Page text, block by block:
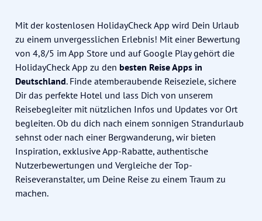
Mit der kostenlosen HolidayCheck App wird Dein Urlaub
zu einem unvergesslichen Erlebnis! Mit einer Bewertung
von 4,8/5 im App Store und auf Google Play gehört die
HolidayCheck App zu den besten Reise Apps in
Deutschland. Finde atemberaubende Reiseziele, sichere
Dir das perfekte Hotel und lass Dich von unserem
Reisebegleiter mit nützlichen Infos und Updates vor Ort
begleiten. Ob du dich nach einem sonnigen Strandurlaub
sehnst oder nach einer Bergwanderung, wir bieten
Inspiration, exklusive App-Rabatte, authentische
Nutzerbewertungen und Vergleiche der Top-
Reiseveranstalter, um Deine Reise zu einem Traum zu
machen.